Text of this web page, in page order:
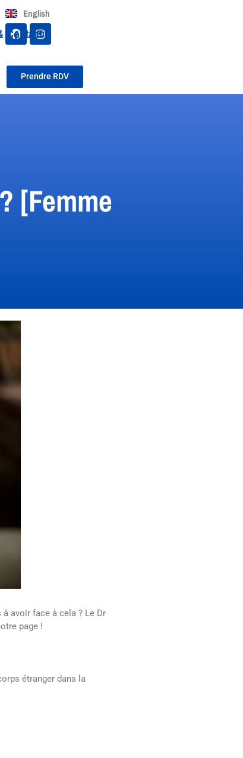
Contact
Prendre RDV
English
[Femme
avoir face à cela ? Le Dr
page !
étranger dans la